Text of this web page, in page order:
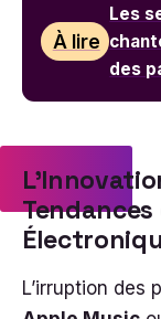
À lire
Les
des
L’irruption des